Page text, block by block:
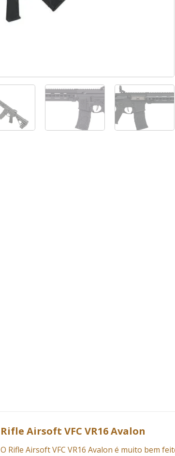
Rifle Airsoft VFC VR16 Avalon
O Rifle Airsoft VFC VR16 Avalon é muito bem